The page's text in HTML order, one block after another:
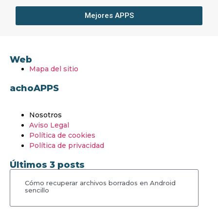
Mejores APPS
Web
Mapa del sitio
achoAPPS
Nosotros
Aviso Legal
Política de cookies
Política de privacidad
Últimos 3 posts
Cómo recuperar archivos borrados en Android
sencillo